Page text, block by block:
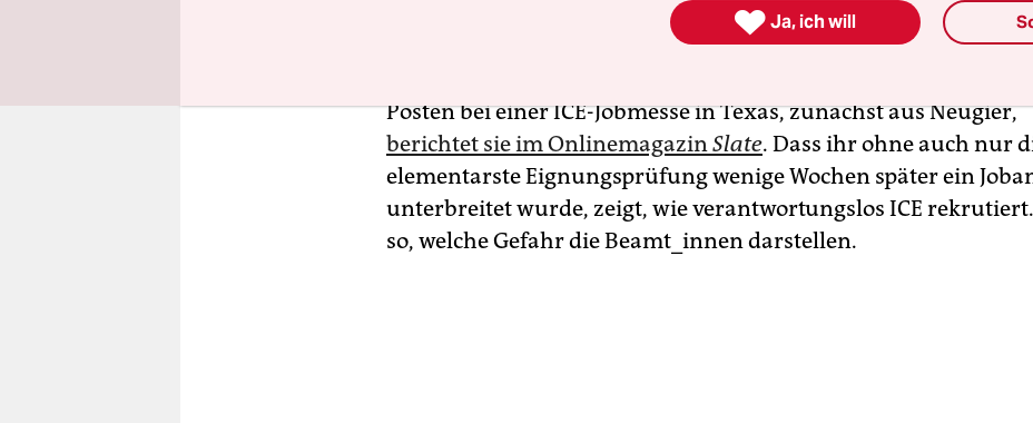
Wie leicht man Teil des faschistoiden Schlägertrupps, also der
Behörde ICE (Immigration and Customs Enforcement), werden
Posten bei einer ICE-Jobmesse in Texas, zunächst aus Neugier,
berichtet sie im OnlinemagazinSlate. Dass ihr ohne auch nur
elementarste Eignungsprüfung wenige Wochen später ein
unterbreitet wurde, zeigt, wie verantwortungslos ICE
so, welche Gefahr die Beamt_innen darstellen.
 Ja, ich will